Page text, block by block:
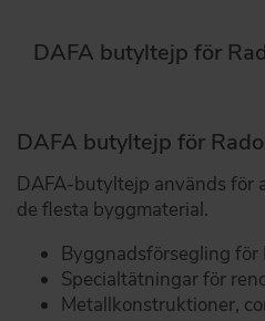
DAFA butyltejp för
DAFA butyltejp för
DAFA-butyltejp används för
de flesta byggmaterial.
Byggnadsförsegling för
Specialtätningar för
Metallkonstruktioner,